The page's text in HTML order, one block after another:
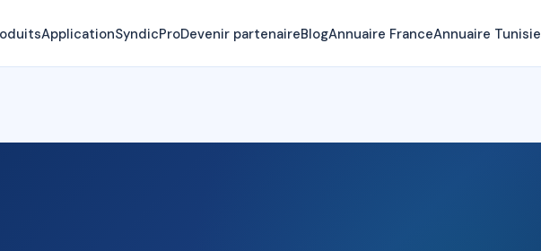
ApplicationSyndicProDevenir partenaireBlogAnnuaire FranceAnnuaire Tunisie